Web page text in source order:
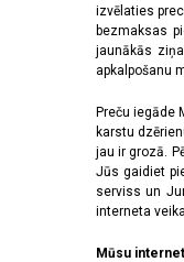
izvēlaties
bezmaksas
jaunākās
apkalpošanu
Preču iegāde
karstu
jau ir grozā.
Jūs gaidiet
serviss un
interneta
Mūsu